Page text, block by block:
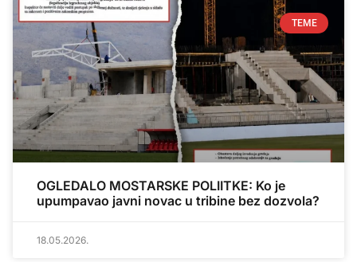
TEME
OGLEDALO MOSTARSKE POLIITKE: Ko je
upumpavao javni novac u tribine bez dozvola?
18.05.2026.